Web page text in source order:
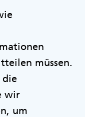
müssen.
die
wir
um